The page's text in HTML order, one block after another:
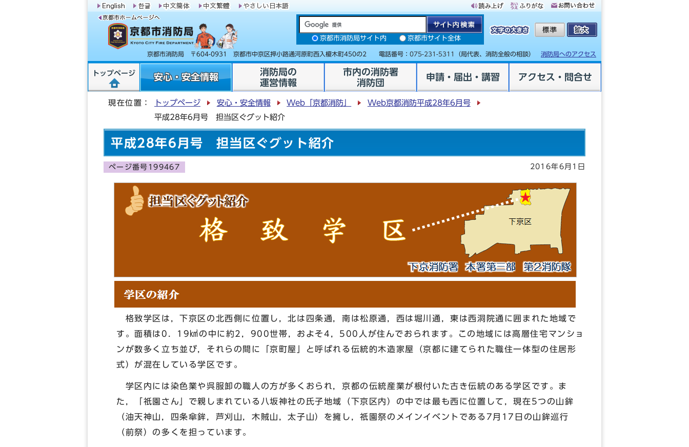
京都市消防局サイト内 京都市サイト全体
京都市消防局 〒604-0931 京都市中京区押小路通河原町西入榎木町450の2 電話番号： 075-231-5311 （局代表、消防全般の相談） 消防局へのアクセス
トップページ 安心・安全情報
消防局の
運営情報
市内の消防署
消防団
申請・届出・講習 アクセス・問合せ
現在位置： トップページ 安心・安全情報 Web「京都消防」
Web京都消防平成28年6月号
平成28年6月号 担当区ぐグット紹介
平成28年6月号 担当区ぐグット紹介
ページ番号199467 2016年6月1日
格致学区は，下京区の北西側に位置し，北は四条通，南は松原通，西は堀川通，東は西洞院通に囲まれた地域で
す。面積は0．19㎢の中に約2，900世帯，およそ4，500人が住んでおられます。この地域には高層住宅マンショ
ンが数多く立ち並び，それらの間に「京町屋」と呼ばれる伝統的木造家屋（京都に建てられた職住一体型の住居形
式）が混在している学区です。
学区内には染色業や呉服卸の職人の方が多くおられ，京都の伝統産業が根付いた古き伝統のある学区です。ま
た，「祇園さん」で親しまれている八坂神社の氏子地域（下京区内）の中では最も西に位置して，現在5つの山鉾
（油天神山，四条傘鉾，芦刈山，木賊山，太子山）を擁し，祇園祭のメインイベントである7月17日の山鉾巡行
（前祭）の多くを担っています。